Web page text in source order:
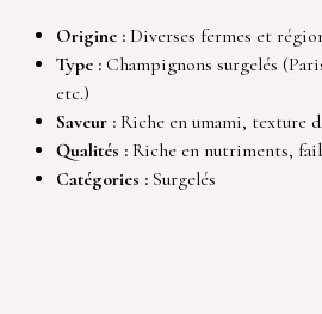
Origine : Diverses fermes et
Type : Champignons surgelés
etc.)
Saveur : Riche en umami, texture
Qualités : Riche en nutriments,
Catégories : Surgelés